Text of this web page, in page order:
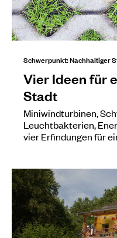
Schwerpunkt: Nachhaltiger
Vier Ideen für
Stadt
Miniwindturbinen,
Leuchtbakterien,
vier Erfindungen für